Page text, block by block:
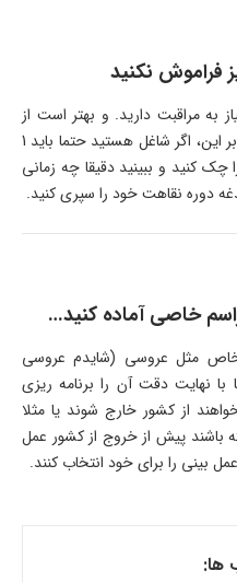
فراموش نکنید
نیاز به مراقبت دارید. و بهتر است از
حمایت خانواده برخوردار باشید. علاوه بر این، اگر شاغل هستید حتما باید 1
چک کنید و ببینید دقیقا چه زمانی
دوره نقاهت خود را سپری کنید.
خاصی آماده کنید…
خاص مثل عروسی (شایدم عروسی
نهایت دقت آن را برنامه ریزی
از کشور خارج شوند یا مثلا
باشند پیش از خروج از کشور عمل
بینی را برای خود انتخاب کنند.
ها: